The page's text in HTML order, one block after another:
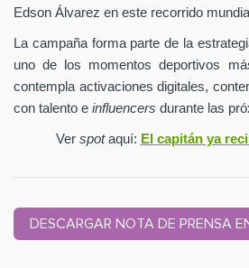
Edson Álvarez en este recorrido
La campaña forma parte de la
uno de los momentos deportivos
contempla activaciones digitales,
con talento e influencers durante las
Ver spotaquí: El capitán ya
DESCARGAR NOTA DE PRENSA